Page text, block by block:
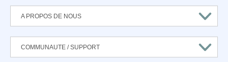
A PROPOS DE NOUS
COMMUNAUTE / SUPPORT